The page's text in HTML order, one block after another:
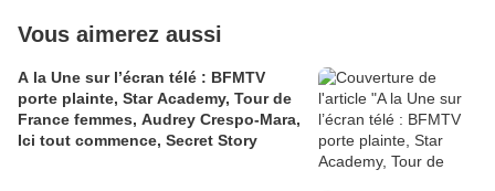
Vous aimerez aussi
A la Une sur l’écran télé : BFMTV
porte plainte, Star Academy, Tour de
France femmes, Audrey Crespo-Mara,
Ici tout commence, Secret Story